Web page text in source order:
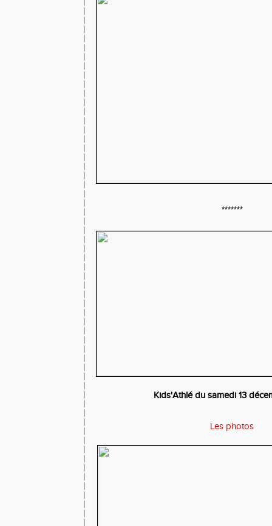
*******
Kids'Athlé du samedi 13
Les photos